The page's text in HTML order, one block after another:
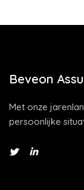
Beveon
Met onze
persoonlijke